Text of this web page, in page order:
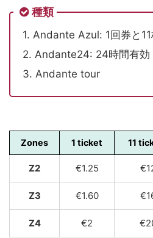
種類
1. Andante Azul: 1回券と11
2. Andante24: 24時間有効
3. Andante tour
Zones 1 ticket 11
Z2 €1.25
Z3 €1.60
Z4 €2